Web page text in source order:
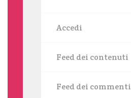
Accedi
Feed dei contenuti
Feed dei commenti